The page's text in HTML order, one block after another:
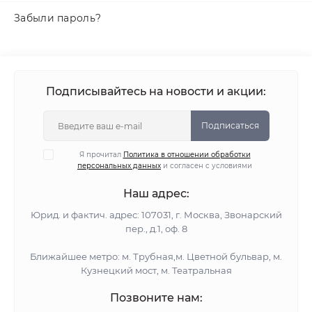
Забыли пароль?
Подписывайтесь на новости и акции:
Подписаться
Я прочитал Политика в отношении обработки
персональных данных и согласен с условиями
Наш адрес:
Юрид. и фактич. адрес: 107031, г. Москва, Звонарский
пер., д.1, оф. 8
Ближайшее метро: м. Трубная,м. Цветной бульвар, м.
Кузнецкий мост, м. Театральная
Позвоните нам: